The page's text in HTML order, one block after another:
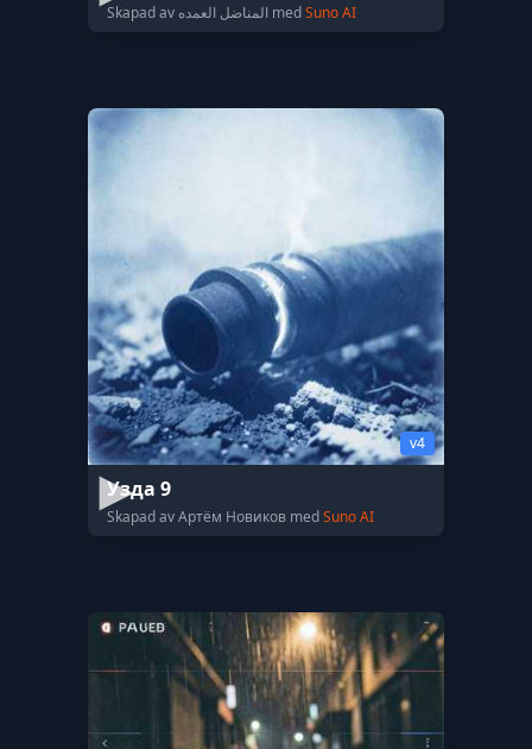
Skapad av المناضل العمده medSuno AI
v4
Узда 9
Skapad av Артём Новиков medSuno AI